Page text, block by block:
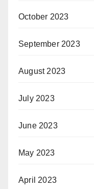
October 2023
September 2023
August 2023
July 2023
June 2023
May 2023
April 2023